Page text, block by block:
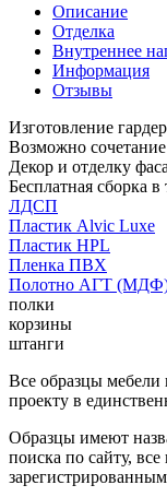
Описание
Отделка
Внутреннее
Информация
Отзывы
Изготовление
Возможно
Декор и отделку
Бесплатная сборка
ЛДСП
Пластик Alvic Luxe
Пластик HPL
Пленка ПВХ
Полотно АГТ
полки
корзины
штанги
Все образцы
проекту в
Образцы имеют
поиска по сайту,